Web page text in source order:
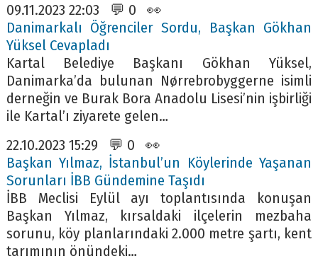
09.11.2023 22:03 💬 0 👀
Danimarkalı Öğrenciler Sordu, Başkan Gökhan
Yüksel Cevapladı
Kartal Belediye Başkanı Gökhan Yüksel,
Danimarka’da bulunan Nørrebrobyggerne isimli
derneğin ve Burak Bora Anadolu Lisesi’nin işbirliği
ile Kartal’ı ziyarete gelen…
22.10.2023 15:29 💬 0 👀
Başkan Yılmaz, İstanbul’un Köylerinde Yaşanan
Sorunları İBB Gündemine Taşıdı
İBB Meclisi Eylül ayı toplantısında konuşan
Başkan Yılmaz, kırsaldaki ilçelerin mezbaha
sorunu, köy planlarındaki 2.000 metre şartı, kent
tarımının önündeki…